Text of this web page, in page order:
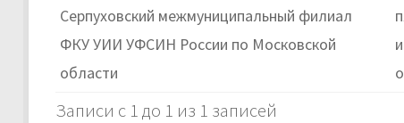
Серпуховский межмуниципальный филиал
ФКУ УИИ УФСИН России по Московской
области
Записи с 1 до 1 из 1 записей